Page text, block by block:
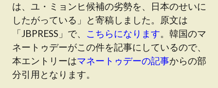
は、ユ・ミョンヒ候補の劣勢を、日本のせいに
したがっている」と寄稿しました。原文は
「JBPRESS」で、 こちらになります。韓国のマ
ネートゥデーがこの件を記事にしているので、
本エントリーはマネートゥデーの記事からの部
分引用となります。